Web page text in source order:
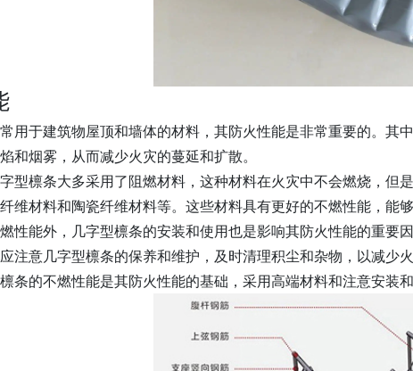
用于建筑物屋顶和墙体的材料，其防火性能是非常重要的。
和烟雾，从而减少火灾的蔓延和扩散。
型檩条大多采用了阻燃材料，这种材料在火灾中不会燃烧，
维材料和陶瓷纤维材料等。这些材料具有更好的不燃性能，
性能外，几字型檩条的安装和使用也是影响其防火性能的重
注意几字型檩条的保养和维护，及时清理积尘和杂物，以减少火
条的不燃性能是其防火性能的基础，采用高端材料和注意安装